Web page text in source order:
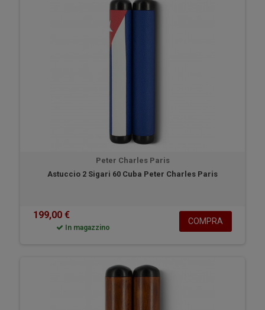
Peter Charles Paris
Astuccio 2 Sigari 60 Cuba Peter Charles Paris
199,00 €
In magazzino
COMPRA